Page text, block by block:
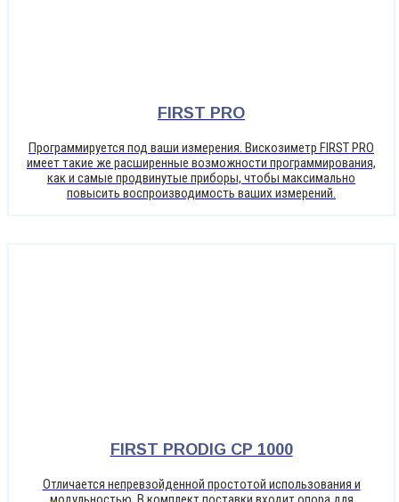
FIRST PRO
Программируется под ваши измерения. Вискозиметр FIRST PRO
имеет такие же расширенные возможности программирования,
как и самые продвинутые приборы, чтобы максимально
повысить воспроизводимость ваших измерений.
FIRST PRODIG CP 1000
Отличается непревзойденной простотой использования и